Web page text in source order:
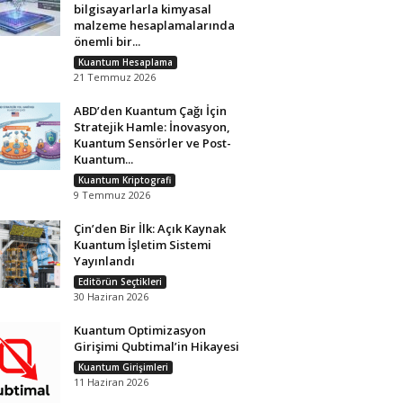
bilgisayarlarla kimyasal
malzeme hesaplamalarında
önemli bir...
Kuantum Hesaplama
21 Temmuz 2026
ABD’den Kuantum Çağı İçin
Stratejik Hamle: İnovasyon,
Kuantum Sensörler ve Post-
Kuantum...
Kuantum Kriptografi
9 Temmuz 2026
Çin’den Bir İlk: Açık Kaynak
Kuantum İşletim Sistemi
Yayınlandı
Editörün Seçtikleri
30 Haziran 2026
Kuantum Optimizasyon
Girişimi Qubtimal’in Hikayesi
Kuantum Girişimleri
11 Haziran 2026